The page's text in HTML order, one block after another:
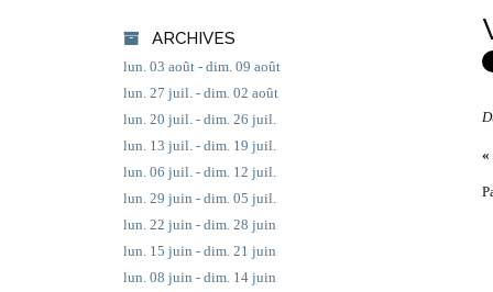
ARCHIVES
lun. 03 août - dim. 09 août
lun. 27 juil. - dim. 02 août
lun. 20 juil. - dim. 26 juil.
lun. 13 juil. - dim. 19 juil.
lun. 06 juil. - dim. 12 juil.
lun. 29 juin - dim. 05 juil.
lun. 22 juin - dim. 28 juin
lun. 15 juin - dim. 21 juin
lun. 08 juin - dim. 14 juin
«